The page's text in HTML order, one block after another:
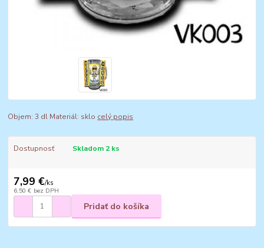
Objem: 3 dl Materiál: sklo celý popis
Dostupnosť Skladom 2 ks
7,99 €/ks
6,50 € bez DPH
Pridať do košíka